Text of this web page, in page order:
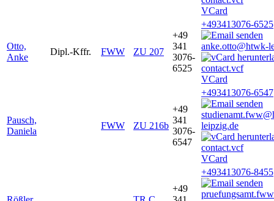
VCard
Otto,
Anke
Dipl.-Kffr. FWW ZU 207
+49
341
3076-
6525
+493413076-6525
anke.otto@htwk-
VCard
Pausch,
Daniela
FWW ZU 216b
+49
341
3076-
6547
+493413076-6547
leipzig.de
VCard
+49
+493413076-8455